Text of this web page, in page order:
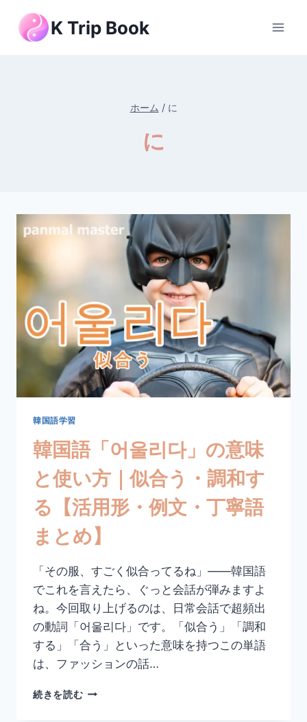
K Trip Book
ホーム / に
に
韓国語学習
韓国語「어울리다」の意味
と使い方｜似合う・調和す
る【活用形・例文・丁寧語
まとめ】
「その服、すごく似合ってるね」——韓国語
でこれを言えたら、ぐっと会話が弾みますよ
ね。今回取り上げるのは、日常会話で超頻出
の動詞「어울리다」です。「似合う」「調和
する」「合う」といった意味を持つこの単語
は、ファッションの話…
続きを読む韓